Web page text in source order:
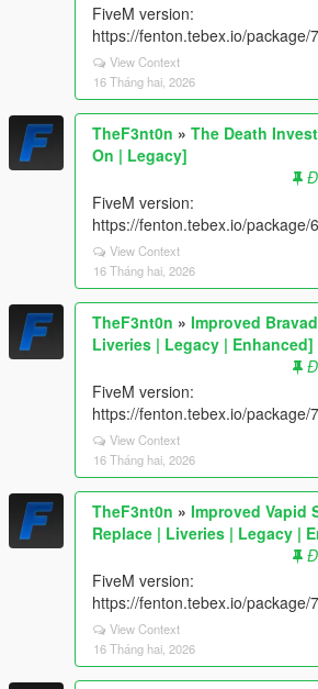
FiveM version:
https://fenton.tebex.io/package/
View Context
16 Tháng hai, 2026
TheF3nt0n » The Death
On | Legacy]
FiveM version:
https://fenton.tebex.io/package/
View Context
16 Tháng hai, 2026
TheF3nt0n » Improved
Liveries | Legacy | Enhanced]
FiveM version:
https://fenton.tebex.io/package/
View Context
16 Tháng hai, 2026
TheF3nt0n » Improved Vapid
Replace | Liveries | Legacy |
FiveM version:
https://fenton.tebex.io/package/
View Context
16 Tháng hai, 2026